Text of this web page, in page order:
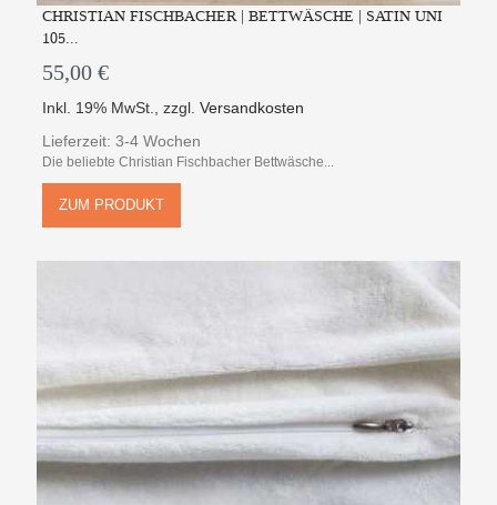
CHRISTIAN FISCHBACHER | BETTWÄSCHE | SATIN UNI
105...
55,00 €
Inkl. 19% MwSt.,zzgl.Versandkosten
Lieferzeit: 3-4 Wochen
Die beliebte Christian Fischbacher Bettwäsche...
ZUM PRODUKT